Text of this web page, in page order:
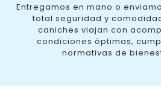
Entregamos en mano o
total seguridad y
caniches viajan con
condiciones óptimas,
normativas de